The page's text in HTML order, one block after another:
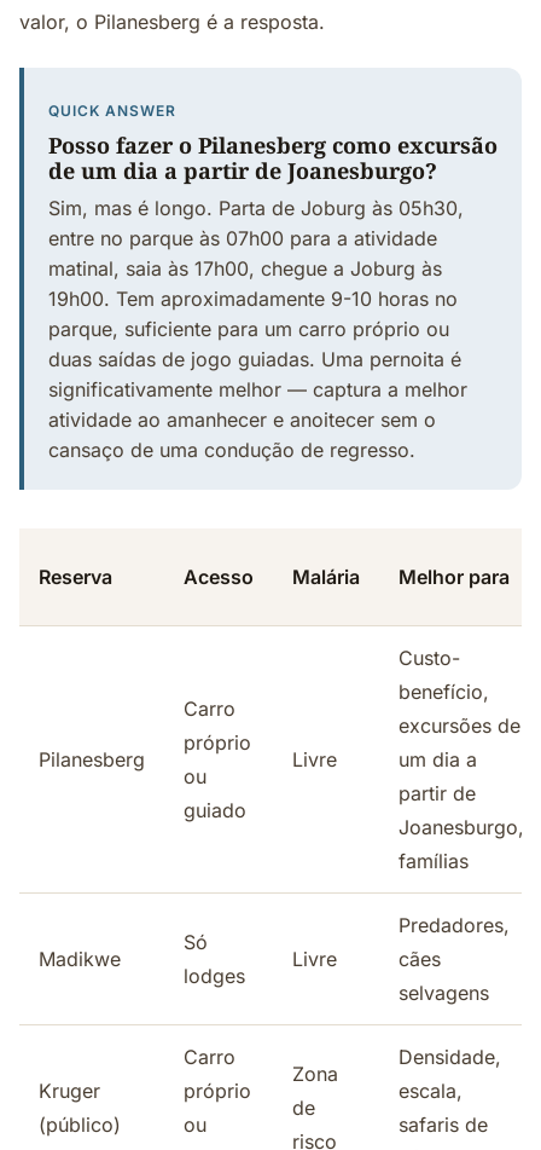
valor, o Pilanesberg é a resposta.
QUICK ANSWER
Posso fazer o Pilanesberg como excursão
de um dia a partir de Joanesburgo?
Sim, mas é longo. Parta de Joburg às 05h30,
entre no parque às 07h00 para a atividade
matinal, saia às 17h00, chegue a Joburg às
19h00. Tem aproximadamente 9-10 horas no
parque, suficiente para um carro próprio ou
duas saídas de jogo guiadas. Uma pernoita é
significativamente melhor — captura a melhor
atividade ao amanhecer e anoitecer sem o
cansaço de uma condução de regresso.
Reserva Acesso Malária Melhor para
Pilanesberg
Carro
próprio
ou
guiado
Livre
Custo-
benefício,
excursões de
um dia a
partir de
Joanesburgo,
famílias
Madikwe
Só
lodges
Livre
Predadores,
cães
selvagens
Kruger
(público)
Carro
próprio
ou
Zona
de
risco
Densidade,
escala,
safaris de